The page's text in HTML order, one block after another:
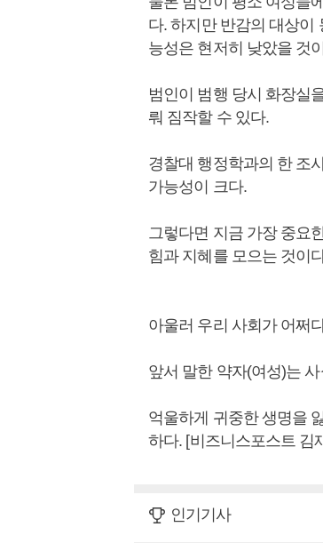
다. 하지만 반감의 대상이
능성은 현저히 낮았을 것
범인이 범행 당시 화장실
뤄 짐작할 수 있다.
경찰대 행정학과의 한 조
가능성이 크다.
그렇다면 지금 가장 중요
힘과 지혜를 모으는 것이
아울러 우리 사회가 어쩌
앞서 말한 약자(여성)는
억울하게 귀중한 생명을
하다. [비즈니스포스트 김
인기기사